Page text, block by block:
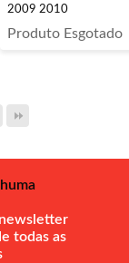
2009 2010
Produto Esgotado
todas as